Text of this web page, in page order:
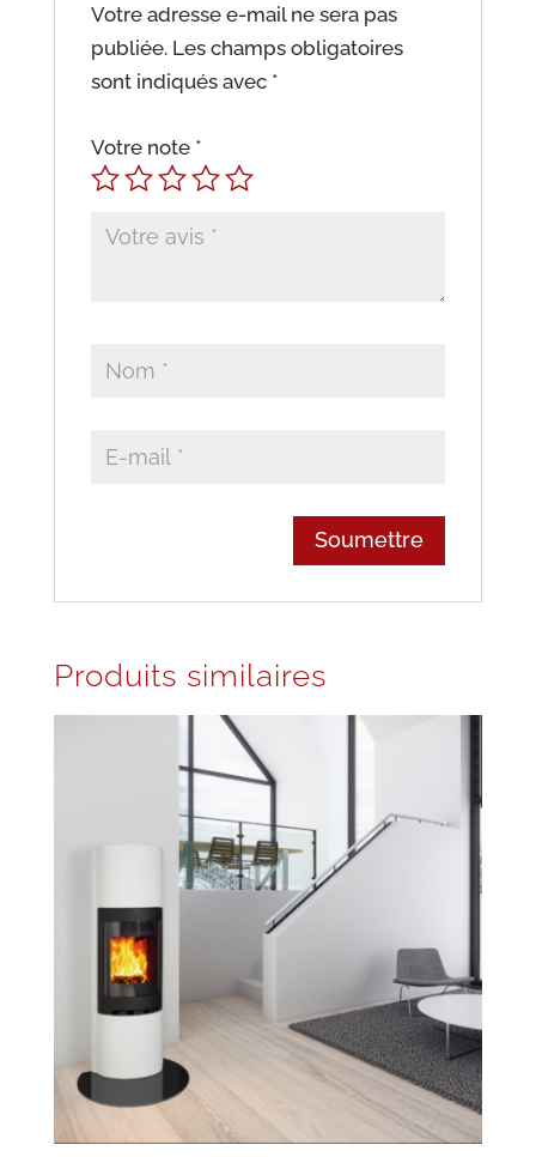
Votre adresse e-mail ne sera pas
publiée. Les champs obligatoires
sont indiqués avec *
Votre note *
Produits similaires